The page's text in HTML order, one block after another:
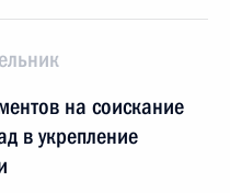
на соискание
в укрепление